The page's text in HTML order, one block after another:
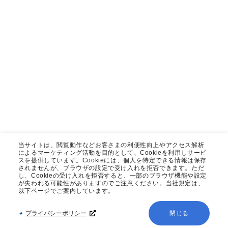
当サイトは、閲覧動作などお客さまの利便性向上やアクセス解析
によるマーケティング活動を目的として、Cookieを利用しサービ
スを提供しています。Cookieには、個人を特定できる情報は保存
されませんが、ブラウザの設定で受け入れを拒否できます。ただ
し、Cookieの受け入れを拒否すると、一部のブラウザ機能や設定
が失われる可能性がありますのでご注意ください。当社規定は、
以下ページでご案内しています。
プライバシーポリシー 閉じる